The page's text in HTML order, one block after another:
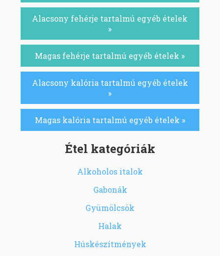
Alacsony fehérje tartalmú egyéb ételek
»
Magas fehérje tartalmú egyéb ételek »
Alacsony kalória tartalmú egyéb ételek
»
Magas kalória tartalmú egyéb ételek »
Étel kategóriák
Alkoholos italok
Gabonák
Gyümölcsök
Halak
Húskészítmények